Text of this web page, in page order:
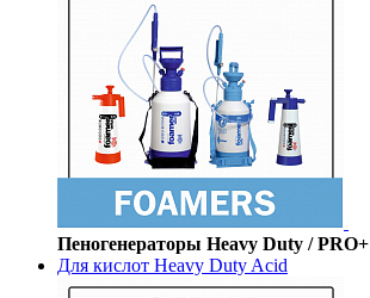
Пеногенераторы Heavy Duty / PRO+
Для кислот Heavy Duty Acid